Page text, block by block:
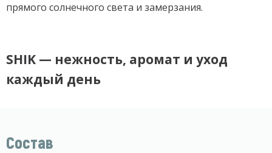
прямого солнечного света и замерзания.
SHIK — нежность, аромат и уход
каждый день
Состав